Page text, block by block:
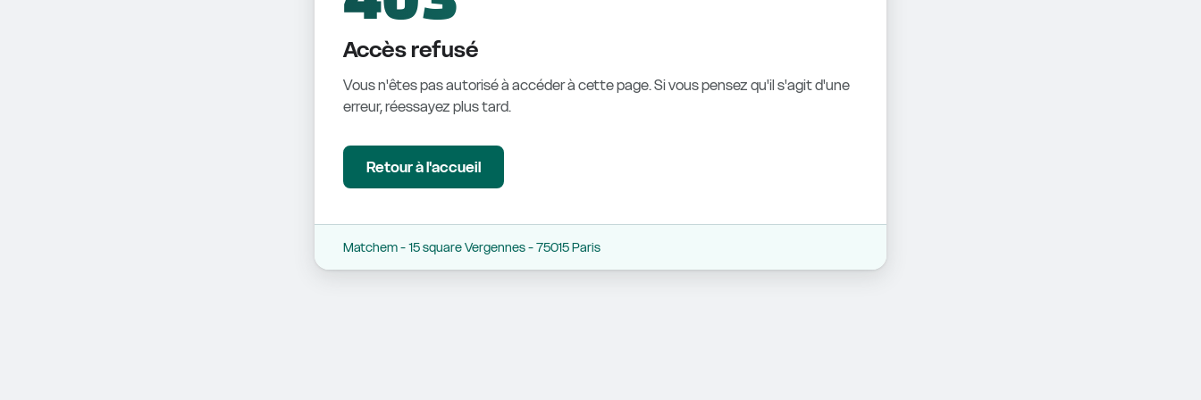
Accès refusé
Vous n'êtes pas autorisé à accéder à cette page. Si vous pensez qu'il s'agit d'une
erreur, réessayez plus tard.
Retour à l'accueil
Matchem - 15 square Vergennes - 75015 Paris